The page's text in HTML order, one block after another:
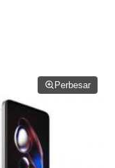
Perbesar